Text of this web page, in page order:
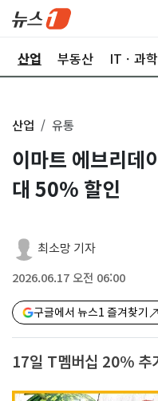
산업 부동산 ITㆍ과학
산업 유통
이마트 에브리데
대 50% 할인
최소망 기자
2026.06.17 오전 06:00
구글에서 뉴스1 즐겨찾기
17일 T멤버십 20% 추